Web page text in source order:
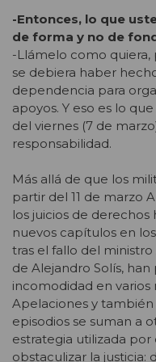
-Entonces, lo que
de forma y no de
-Llámelo como
se debiera haber
dependencia para
apoyos. Y eso es lo
del viernes (7 de
responsabilidad.
Más allá de que los
partir del 11 de marzo
los juicios de
nuevos capítulos en
tras el fallo del
de Alejandro Solís,
incomodidad en varios
Apelaciones y
episodios se suman a
estrategia utilizada por
obstaculizar la justicia: